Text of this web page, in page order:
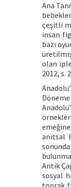
Ana
çeşitli
insan
bazı
olan
2012, s.
anıtsal
Antik
sosyal